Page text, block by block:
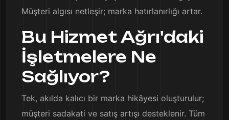
Müşteri algısı netleşir; marka hatırlanırlığı artar.
Bu Hizmet Ağrı'daki
İşletmelere Ne
Sağlıyor?
Tek, akılda kalıcı bir marka hikâyesi oluşturulur;
müşteri sadakati ve satış artışı desteklenir. Tüm